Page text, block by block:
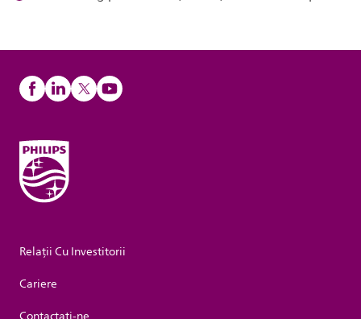
Relații Cu Investitorii
Cariere